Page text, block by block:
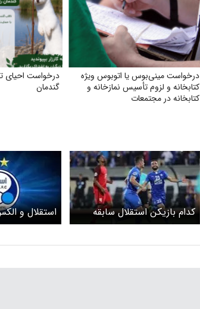
درخواست مینی‌بوس یا اتوبوس ویژه
کتابخانه و لزوم تأسیس نمازخانه و
کتابخانه در مجتمعات
درخواست احیای
گندمان
کدام بازیکن استقلال سابقه
گلزنی به الریان را دارد+ ویدئو
استقلال و
نرسیدند